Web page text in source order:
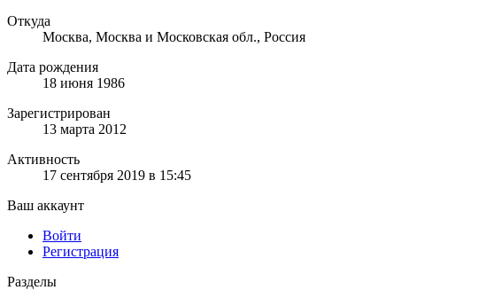
Откуда
Москва, Москва и Московская обл., Россия
Дата рождения
18 июня 1986
Зарегистрирован
13 марта 2012
Активность
17 сентября 2019 в 15:45
Ваш аккаунт
Войти
Регистрация
Разделы